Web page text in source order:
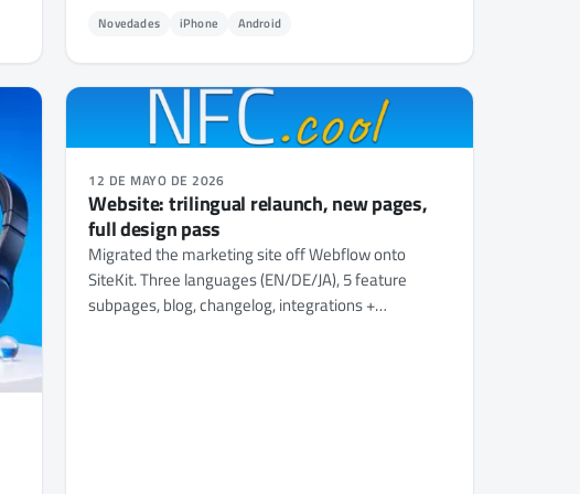
Novedades iPhone Android
12 DE MAYO DE 2026
Website: trilingual relaunch, new pages,
full design pass
Migrated the marketing site off Webflow onto
SiteKit. Three languages (EN/DE/JA), 5 feature
subpages, blog, changelog, integrations +